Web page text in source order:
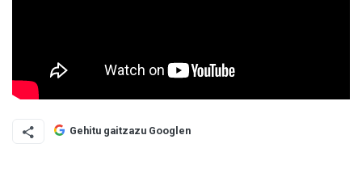
Gehitu gaitzazu Googlen